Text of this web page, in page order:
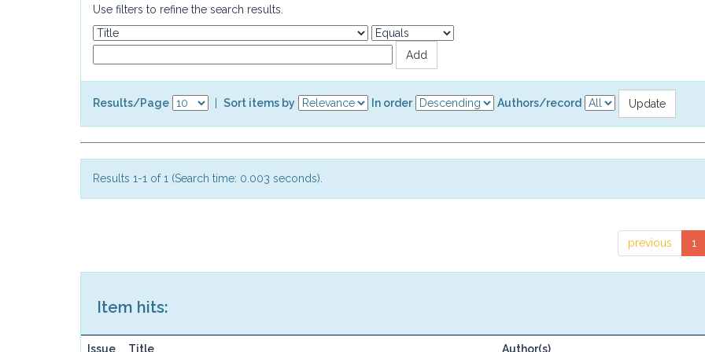
Use filters to refine the search results.
Results/Page Sort items by In order Authors/record
Results 1-1 of 1 (Search time: 0.003 seconds).
previous 1
Item hits:
Issue Title Author(s)